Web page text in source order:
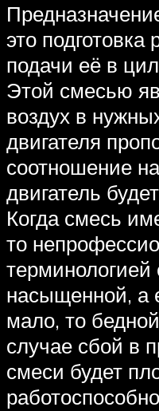
это
подачи её в
Этой смесью
воздух в
двигателя
соотношение
двигатель
Когда смесь
то
насыщенной, а
мало, то
случае сбой в
смеси будет